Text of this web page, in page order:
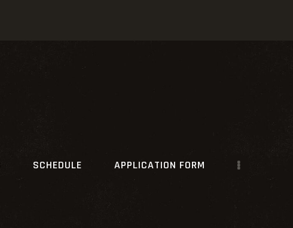
SCHEDULE APPLICATION FORM